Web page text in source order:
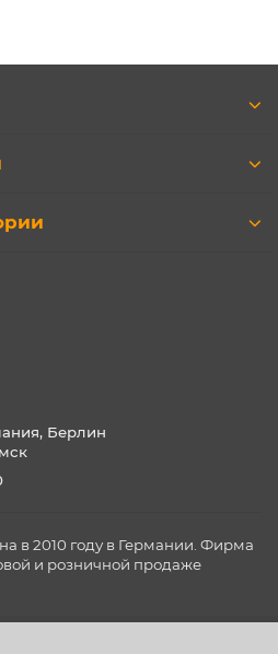
Берлин
в 2010 году в Германии. Фирма
и розничной продаже